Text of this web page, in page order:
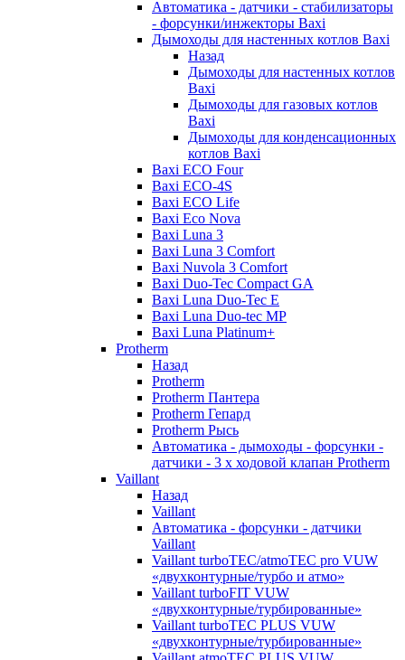
Автоматика - датчики - стабилизаторы
- форсунки/инжекторы Baxi
Дымоходы для настенных котлов Baxi
Назад
Дымоходы для настенных котлов
Baxi
Дымоходы для газовых котлов
Baxi
Дымоходы для конденсационных
котлов Baxi
Baxi ECO Four
Baxi ECO-4S
Baxi ECO Life
Baxi Eco Nova
Baxi Luna 3
Baxi Luna 3 Comfort
Baxi Nuvola 3 Comfort
Baxi Duo-Tec Compact GA
Baxi Luna Duo-Tec E
Baxi Luna Duo-tec MP
Baxi Luna Platinum+
Protherm
Назад
Protherm
Protherm Пантера
Protherm Гепард
Protherm Рысь
Автоматика - дымоходы - форсунки -
датчики - 3 х ходовой клапан Protherm
Vaillant
Назад
Vaillant
Автоматика - форсунки - датчики
Vaillant
Vaillant turboTEC/atmoTEC pro VUW
«двухконтурные/турбо и атмо»
Vaillant turboFIT VUW
«двухконтурные/турбированные»
Vaillant turboTEC PLUS VUW
«двухконтурные/турбированные»